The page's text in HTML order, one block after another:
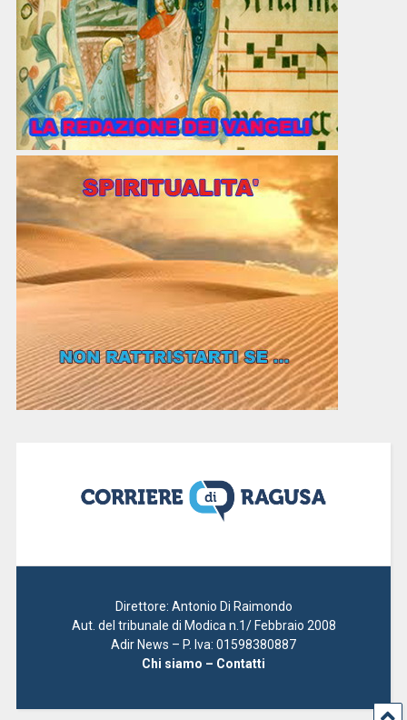
Direttore: Antonio Di Raimondo
Aut. del tribunale di Modica n.1/ Febbraio 2008
Adir News – P. Iva: 01598380887
Chi siamo – Contatti